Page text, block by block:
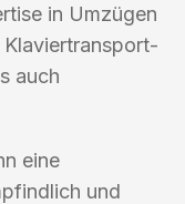
in Umzügen
auch
eine
und